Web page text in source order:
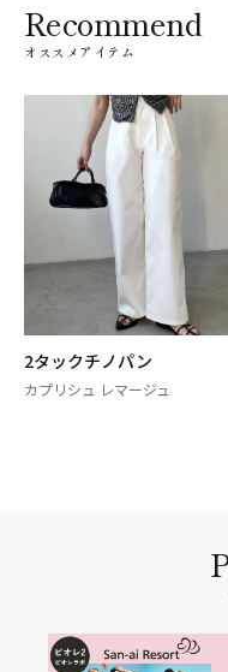
Recommend
オススメアイテム
2タックチノパン
カプリシュ レマージュ